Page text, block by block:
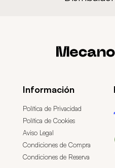
Información
Política de Privacidad
Política de Cookies
Aviso Legal
Condiciones de Compra
Condiciones de Reserva